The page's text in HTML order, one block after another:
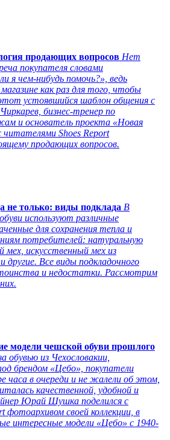
продающих вопросов Нет
покупателя словами
я чем-нибудь помочь?», ведь
как раз для того, чтобы
устоявшийся шаблон общения с
бизнес-тренер по
и основатель проекта «Новая
читателями Shoes Report
продающих вопросов.
не только: виды подклада В
используют различные
для сохранения тепла и
потребителей: натуральную
мех, искусственный мех из
другие. Все виды подкладочного
и недостатки. Рассмотрим
модели чешской обуви прошлого
обувью из Чехословакии,
брендом «Цебо», покупатели
часа в очереди и не жалели об этом,
качественной, удобной и
Юрай Шушка поделился с
фотоархивом своей коллекции, в
интересные модели «Цебо» с 1940-